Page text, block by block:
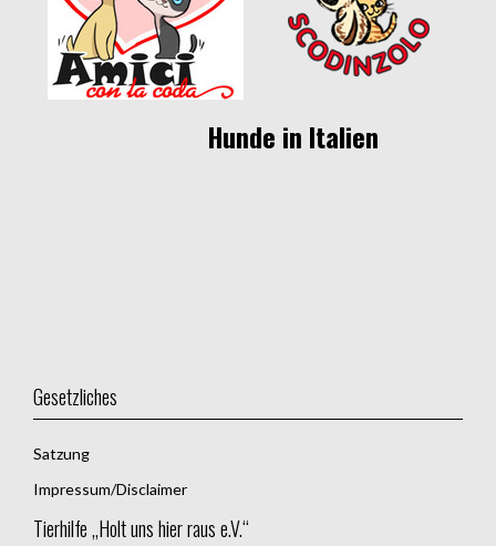
Hunde in Italien
Gesetzliches
Satzung
Impressum/Disclaimer
Tierhilfe „Holt uns hier raus e.V.“